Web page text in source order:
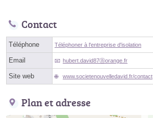
Contact
Téléphone Téléphoner à l'entreprise d'isolation
Email hubert.david87ⓐorange.fr
Site web www.societenouvelledavid.fr/contact
Plan et adresse